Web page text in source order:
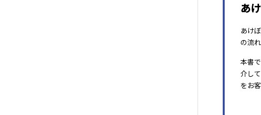
あ
あけ
の流
本書
介し
をお